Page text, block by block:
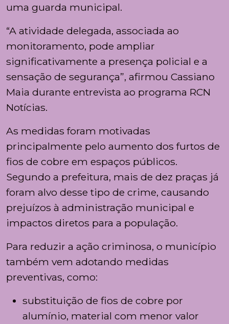
uma guarda municipal.
“A atividade delegada, associada ao
monitoramento, pode ampliar
significativamente a presença policial e a
sensação de segurança”, afirmou Cassiano
Maia durante entrevista ao programa RCN
Notícias.
As medidas foram motivadas
principalmente pelo aumento dos furtos de
fios de cobre em espaços públicos.
Segundo a prefeitura, mais de dez praças já
foram alvo desse tipo de crime, causando
prejuízos à administração municipal e
impactos diretos para a população.
Para reduzir a ação criminosa, o município
também vem adotando medidas
preventivas, como:
substituição de fios de cobre por
alumínio, material com menor valor